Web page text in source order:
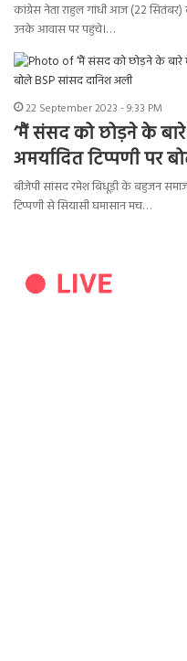
कांग्रेस नेता राहुल गांधी आज (22
उनके आवास पर पहुंचे।…
22 September 2023 - 9:33 PM
‘मैं संसद को छोड़ने के बारे
अमर्यादित टिप्पणी पर
बीजेपी सांसद रमेश बिधूड़ी के बहुजन समाज
टिप्पणी से सियासी घमासान मच…